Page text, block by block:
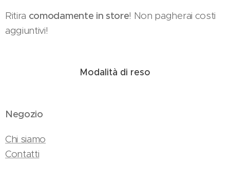
Ritira comodamente in store! Non pagherai costi
aggiuntivi!
Modalità di reso
Negozio
Chi siamo
Contatti